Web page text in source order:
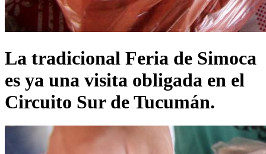
La tradicional Feria de Simoca
es ya una visita obligada en el
Circuito Sur de Tucumán.